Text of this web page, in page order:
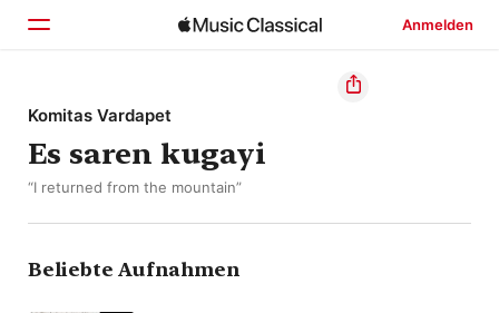
Anmelden
Startseite
Entdecken
Komitas Vardapet
Es saren kugayi
“I returned from the mountain”
Beliebte Aufnahmen